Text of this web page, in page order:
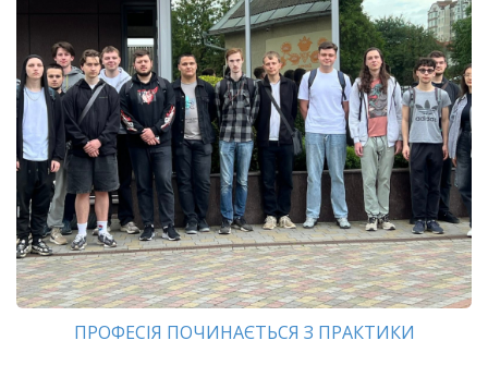
ПРОФЕСІЯ ПОЧИНАЄТЬСЯ З ПРАКТИКИ